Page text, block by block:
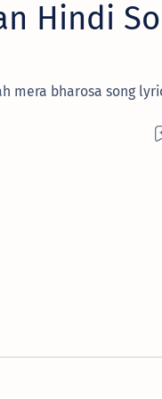
Hindi
mera bharosa song